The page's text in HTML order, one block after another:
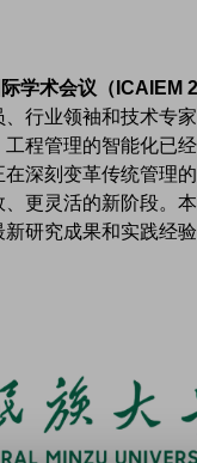
学术会议（ICAIEM
行业领袖和技术专
程管理的智能化已
深刻变革传统管理
更灵活的新阶段。
研究成果和实践经